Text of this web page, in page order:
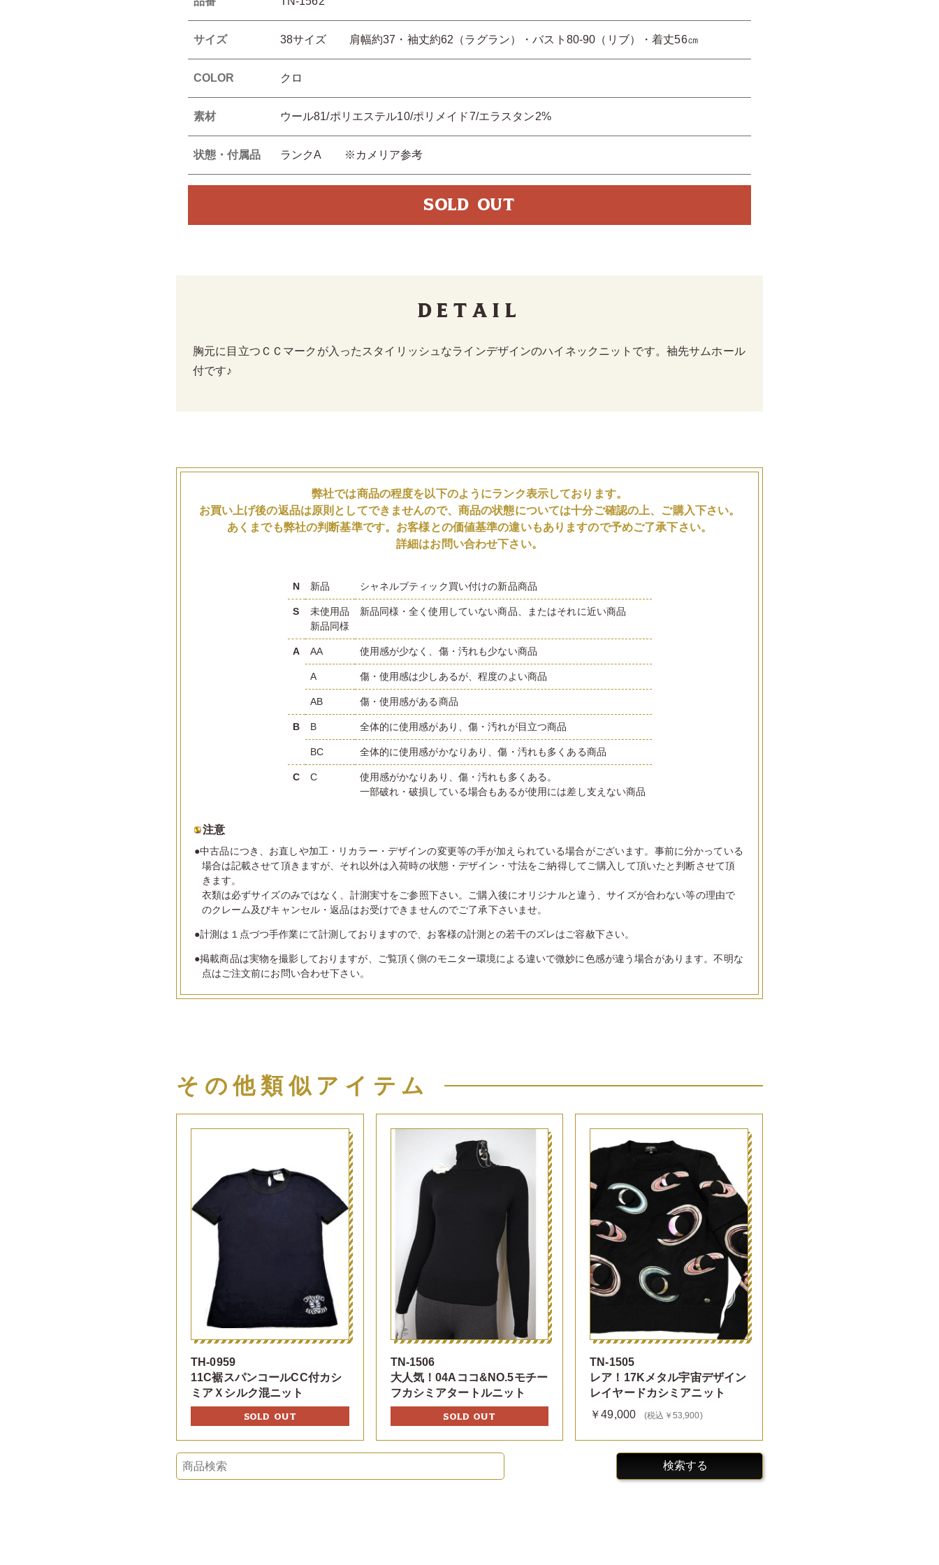
サイズ 38サイズ 肩幅約37・袖丈約62（ラグラン）・バスト80-90（リブ）・着丈56㎝
COLOR クロ
素材 ウール81/ポリエステル10/ポリメイド7/エラスタン2%
状態・付属品 ランクA ※カメリア参考
SOLD OUT
Detail
胸元に目立つＣＣマークが入ったスタイリッシュなラインデザインのハイネックニットです。袖先サムホール
付です♪
弊社では商品の程度を以下のようにランク表示しております。
お買い上げ後の返品は原則としてできませんので、商品の状態については十分ご確認の上、ご購入下さい。
あくまでも弊社の判断基準です。お客様との価値基準の違いもありますので予めご了承下さい。
詳細はお問い合わせ下さい。
N 新品 シャネルブティック買い付けの新品商品
S
未使用品
新品同様
新品同様・全く使用していない商品、またはそれに近い商品
A AA 使用感が少なく、傷・汚れも少ない商品
A 傷・使用感は少しあるが、程度のよい商品
AB 傷・使用感がある商品
B B 全体的に使用感があり、傷・汚れが目立つ商品
BC 全体的に使用感がかなりあり、傷・汚れも多くある商品
C C
使用感がかなりあり、傷・汚れも多くある。
一部破れ・破損している場合もあるが使用には差し支えない商品
注意
●中古品につき、お直しや加工・リカラー・デザインの変更等の手が加えられている場合がございます。事前に分かっている
場合は記載させて頂きますが、それ以外は入荷時の状態・デザイン・寸法をご納得してご購入して頂いたと判断させて頂
きます。
衣類は必ずサイズのみではなく、計測実寸をご参照下さい。ご購入後にオリジナルと違う、サイズが合わない等の理由で
のクレーム及びキャンセル・返品はお受けできませんのでご了承下さいませ。
●計測は１点づつ手作業にて計測しておりますので、お客様の計測との若干のズレはご容赦下さい。
●掲載商品は実物を撮影しておりますが、ご覧頂く側のモニター環境による違いで微妙に色感が違う場合があります。不明な
点はご注文前にお問い合わせ下さい。
その他類似アイテム
TH-0959
11C裾スパンコールCC付カシ
ミアＸシルク混ニット
SOLD OUT
TN-1506
大人気！04Aココ&NO.5モチー
フカシミアタートルニット
SOLD OUT
TN-1505
レア！17Kメタル宇宙デザイン
レイヤードカシミアニット
￥49,000
(税込￥53,900)
検索する